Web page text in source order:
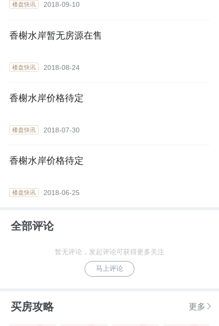
楼盘快讯 2018-09-10
香榭水岸暂无房源在售
楼盘快讯 2018-08-24
香榭水岸价格待定
楼盘快讯 2018-07-30
香榭水岸价格待定
楼盘快讯 2018-06-25
全部评论
暂无评论，发起评论可获得更多关注
马上评论
买房攻略 更多